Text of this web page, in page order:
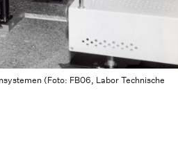
(Foto: FB06, Labor Technische